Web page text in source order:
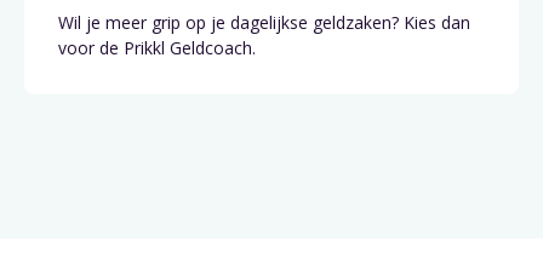
Wil je meer grip op je dagelijkse geldzaken? Kies dan
voor de Prikkl Geldcoach.